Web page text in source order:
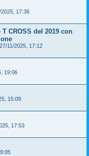
17:36
CROSS del 2019 con
27/11/2025, 17:12
19:06
15:09
17:53